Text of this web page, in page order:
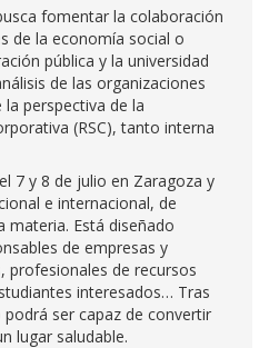
fomentar la colaboración
de la economía social o
pública y la universidad
de las organizaciones
la perspectiva de la
(RSC), tanto interna
7 y 8 de julio en Zaragoza y
e internacional, de
Está diseñado
de empresas y
profesionales de recursos
interesados… Tras
ser capaz de convertir
lugar saludable.